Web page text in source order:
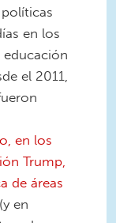
en los
el 2011,
en los
Trump,
de áreas
en